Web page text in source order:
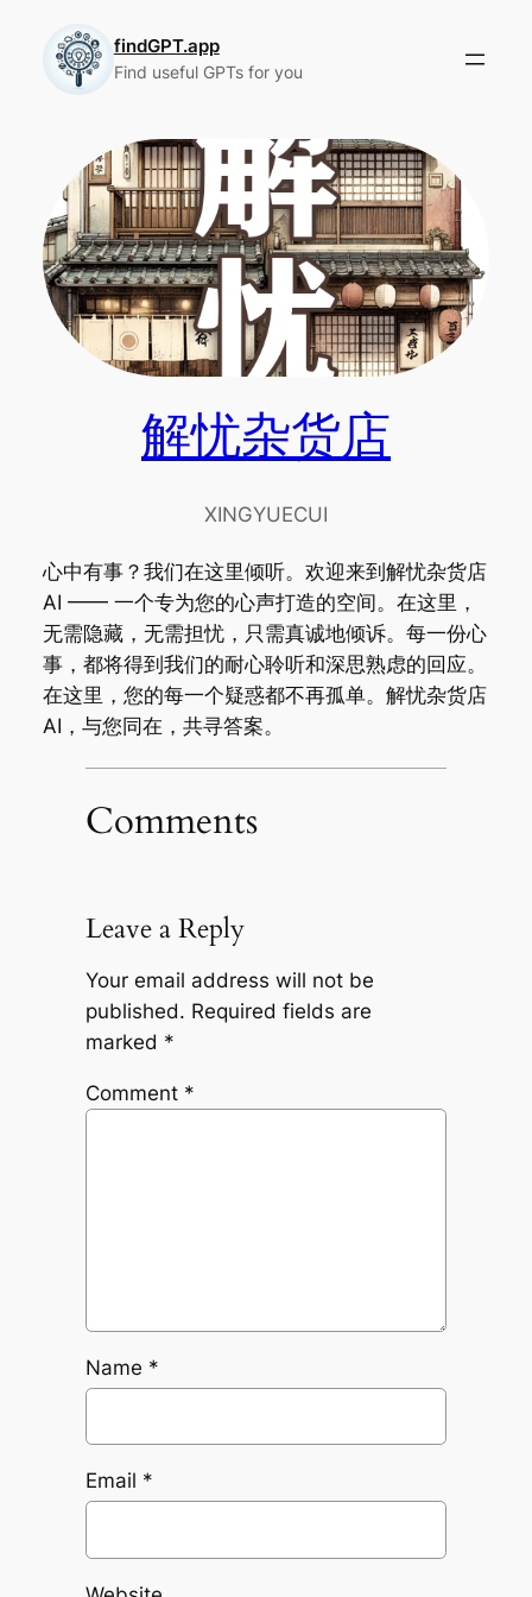
content
findGPT.app
Find useful GPTs for you
解忧杂货店
XINGYUECUI
心中有事？我们在这里倾听。欢迎来到解忧杂货店
AI —— 一个专为您的心声打造的空间。在这里，
无需隐藏，无需担忧，只需真诚地倾诉。每一份心
事，都将得到我们的耐心聆听和深思熟虑的回应。
在这里，您的每一个疑惑都不再孤单。解忧杂货店
AI，与您同在，共寻答案。
Comments
Leave a Reply
Your email address will not be
published. Required fields are
marked *
Comment *
Name *
Email *